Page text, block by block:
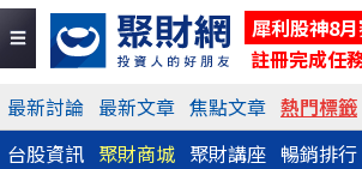
犀利股神8
註冊完成任
最新討論 最新文章 焦點文章 熱門標籤
台股資訊 聚財商城 聚財講座 暢銷排行